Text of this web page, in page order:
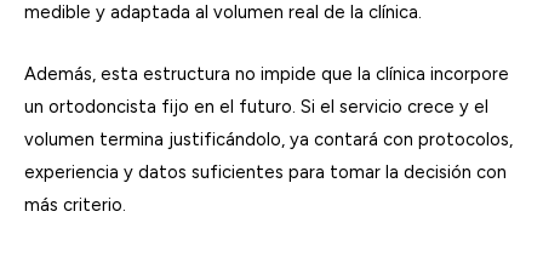
medible y adaptada al volumen real de la clínica.
Además, esta estructura no impide que la clínica incorpore
un ortodoncista fijo en el futuro. Si el servicio crece y el
volumen termina justificándolo, ya contará con protocolos,
experiencia y datos suficientes para tomar la decisión con
más criterio.